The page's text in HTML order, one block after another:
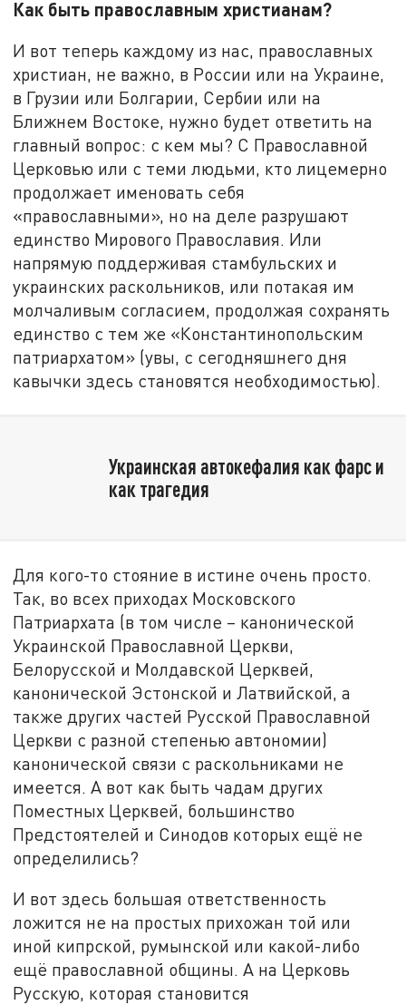
Как быть православным христианам?
И вот теперь каждому из нас, православных
христиан, не важно, в России или на Украине,
в Грузии или Болгарии, Сербии или на
Ближнем Востоке, нужно будет ответить на
главный вопрос: с кем мы? С Православной
Церковью или с теми людьми, кто лицемерно
продолжает именовать себя
«православными», но на деле разрушают
единство Мирового Православия. Или
напрямую поддерживая стамбульских и
украинских раскольников, или потакая им
молчаливым согласием, продолжая сохранять
единство с тем же «Константинопольским
патриархатом» (увы, с сегодняшнего дня
кавычки здесь становятся необходимостью).
Украинская автокефалия как фарс и
как трагедия
Для кого-то стояние в истине очень просто.
Так, во всех приходах Московского
Патриархата (в том числе – канонической
Украинской Православной Церкви,
Белорусской и Молдавской Церквей,
канонической Эстонской и Латвийской, а
также других частей Русской Православной
Церкви с разной степенью автономии)
канонической связи с раскольниками не
имеется. А вот как быть чадам других
Поместных Церквей, большинство
Предстоятелей и Синодов которых ещё не
определились?
И вот здесь большая ответственность
ложится не на простых прихожан той или
иной кипрской, румынской или какой-либо
ещё православной общины. А на Церковь
Русскую, которая становится